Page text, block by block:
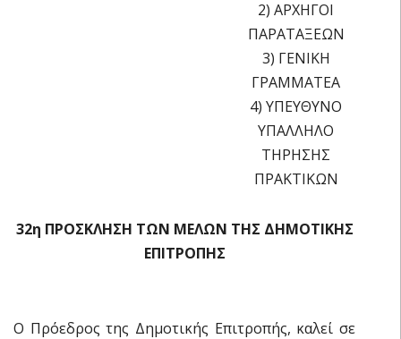
2) ΑΡΧΗΓΟΙ
ΠΑΡΑΤΑΞΕΩΝ
3) ΓΕΝΙΚΗ
ΓΡΑΜΜΑΤΕΑ
4) ΥΠΕΥΘΥΝΟ
ΥΠΑΛΛΗΛΟ
ΤΗΡΗΣΗΣ
ΠΡΑΚΤΙΚΩΝ
32η ΠΡΟΣΚΛΗΣΗ ΤΩΝ ΜΕΛΩΝ ΤΗΣ ΔΗΜΟΤΙΚΗΣ
ΕΠΙΤΡΟΠΗΣ
Ο Πρόεδρος της Δημοτικής Επιτροπής, καλεί σε